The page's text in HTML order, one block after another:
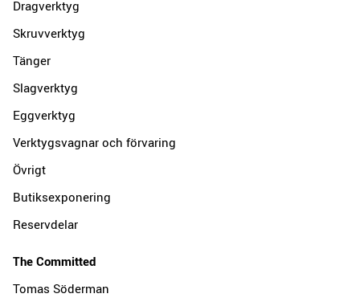
Dragverktyg
Skruvverktyg
Tänger
Slagverktyg
Eggverktyg
Verktygsvagnar och förvaring
Övrigt
Butiksexponering
Reservdelar
The Committed
Tomas Söderman